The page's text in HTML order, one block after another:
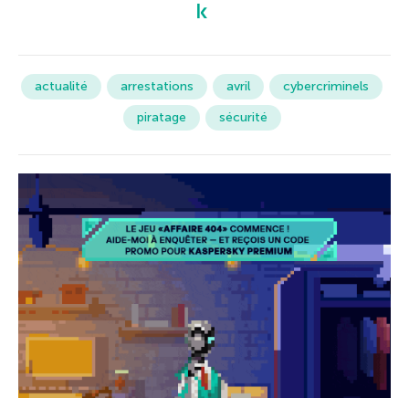
actualité arrestations avril
cybercriminels
piratage
sécurité